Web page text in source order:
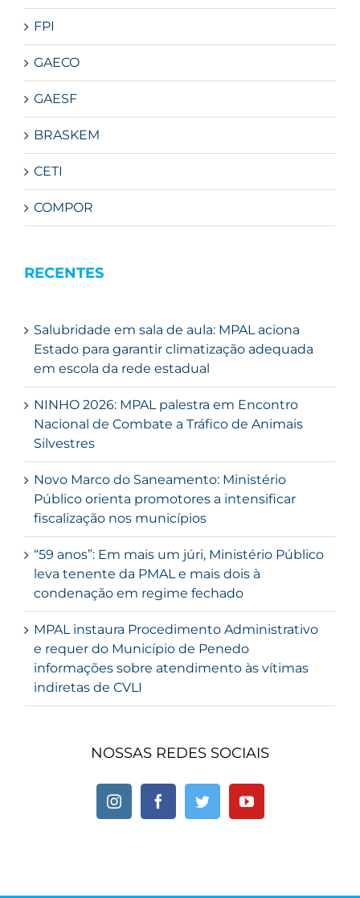
FPI
GAECO
GAESF
BRASKEM
CETI
COMPOR
RECENTES
Salubridade em sala de aula: MPAL aciona
Estado para garantir climatização adequada
em escola da rede estadual
NINHO 2026: MPAL palestra em Encontro
Nacional de Combate a Tráfico de Animais
Silvestres
Novo Marco do Saneamento: Ministério
Público orienta promotores a intensificar
fiscalização nos municípios
“59 anos”: Em mais um júri, Ministério Público
leva tenente da PMAL e mais dois à
condenação em regime fechado
MPAL instaura Procedimento Administrativo
e requer do Município de Penedo
informações sobre atendimento às vítimas
indiretas de CVLI
NOSSAS REDES SOCIAIS